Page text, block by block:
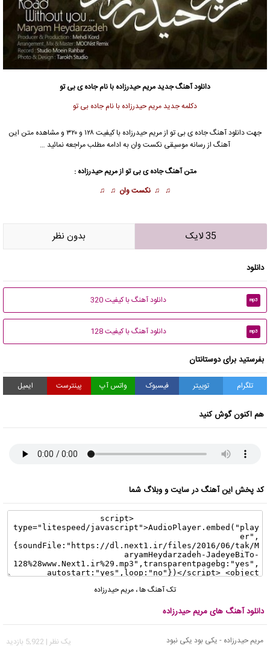
دانلود آهنگ جدیدمریم حیدرزاده با نام جاده ی بی تو
دکلمه جدید مریم حیدرزاده با نام جاده بی تو
جهت دانلود آهنگ جاده ی بی تو ازمریم حیدرزاده
با کیفیت ۱۲۸ و ۳۲۰ و مشاهده متن این
آهنگ از رسانه موسیقی نکست وان به ادامه مطلب مراجعه نمائید …
متن آهنگ جاده ی بی تو ازمریم حیدرزاده :
♫ ♫ نکست وان ♫ ♫
35 لایک بدون نظر
دانلود
mp3 دانلود آهنگ با کیفیت 320
mp3 دانلود آهنگ با کیفیت 128
بفرستید برای دوستانتان
تلگرام توییتر فیسبوک واتس آپ پینترست ایمیل
هم اکنون گوش کنید
کد پخش این آهنگ در سایت و وبلاگ شما
تک آهنگ ها، مریم حیدرزاده
دانلود آهنگ های مریم حیدرزاده
مریم حیدرزاده - یکی بود یکی نبود يک نظر | 5,922 بازدید